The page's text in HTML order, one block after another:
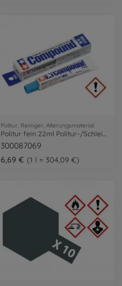
Politur, Reiniger, Alterungsmaterial
300087069
6,69 €
1 l = 304,09 €